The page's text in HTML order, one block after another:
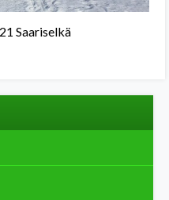
Saariselkä